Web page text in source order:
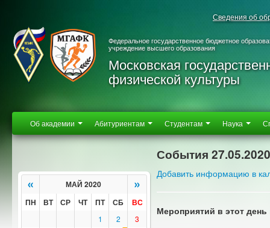
Сведения об
Федеральное государственное бюджетное
учреждение высшего образования
Московская
физической культуры
Об академии Абитуриентам Студентам Наука
« МАЙ 2020 »
ПН ВТ СР ЧТ ПТ СБ ВС
1 2
3
События 27.05.2020
Добавить информацию в
Мероприятий в этот день